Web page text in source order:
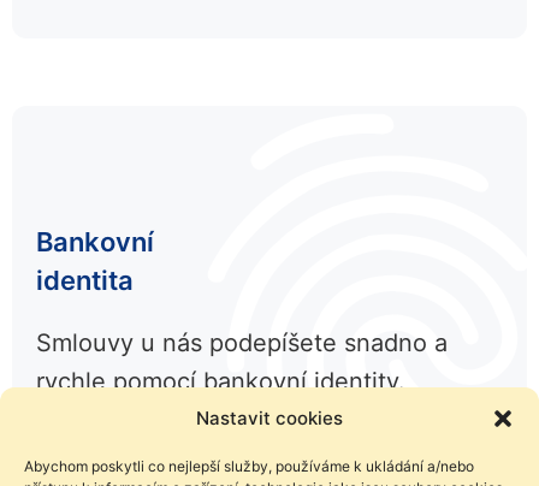
Nastavit cookies
Abychom poskytli co nejlepší služby, používáme k ukládání a/nebo
Bankovní
identita
Smlouvy u nás podepíšete snadno a
rychle pomocí bankovní identity.